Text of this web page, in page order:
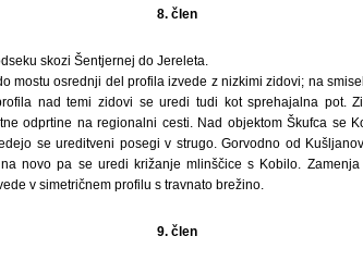
8. člen
skozi Šentjernej do Jereleta.
mostu osrednji del profila izvede z nizkimi zidovi; na
nad temi zidovi se uredi tudi kot sprehajalna pot.
odprtine na regionalni cesti. Nad objektom Škufca se
se ureditveni posegi v strugo. Gorvodno od
novo pa se uredi križanje mlinščice s Kobilo.
v simetričnem profilu s travnato brežino.
9. člen